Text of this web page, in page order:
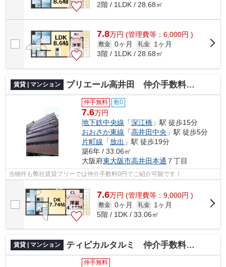
2階 / 1LDK / 28.68㎡
7.8万円 (管理費等：6,000円 )
敷金 0ヶ月 礼金
1ヶ月
3階 / 1LDK / 28.68㎡
賃貸 | マンション プリエール高井田 仲介手数料無料
仲手無料 敷0
7.6万円
地下鉄中央線 「深江橋 」駅 徒歩15分
おおさか東線 「高井田中央 」駅 徒歩5分
片町線 「放出 」駅 徒歩19分
築6年 / 33.06㎡
大阪府東大阪市高井田本通 ７丁目
当物件も弊社賃貸フリーでは仲介手数料0円でご紹介可能です！
7.6万円 (管理費等：9,000円 )
敷金 0ヶ月 礼金
1ヶ月
5階 / 1DK / 33.06㎡
賃貸 | マンション ティピカルタルミ 仲介手数料無料
仲手無料